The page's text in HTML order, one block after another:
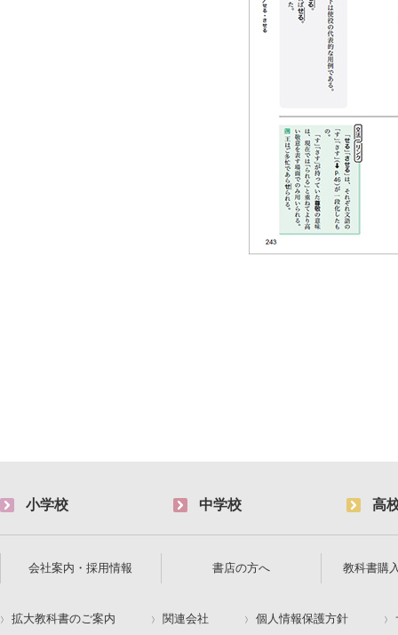
小学校 中学校 高
会社案内・採用情報 書店の方へ 教科書購
拡大教科書のご案内 関連会社 個人情報保護方針